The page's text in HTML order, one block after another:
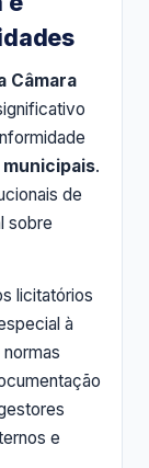
Câmara
.
de
sobre
licitatórios
à
e